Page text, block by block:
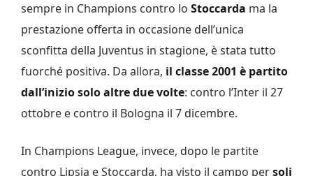
sempre in Champions contro lo Stoccarda ma la
prestazione offerta in occasione dell’unica
sconfitta della Juventus in stagione, è stata tutto
fuorché positiva. Da allora, il classe 2001 è partito
dall’inizio solo altre due volte: contro l’Inter il 27
ottobre e contro il Bologna il 7 dicembre.
In Champions League, invece, dopo le partite
contro Lipsia e Stoccarda, ha visto il campo persoli